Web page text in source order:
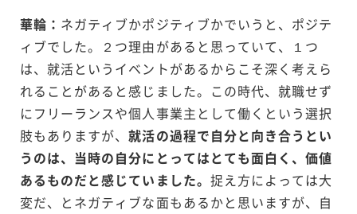
華輪： ネガティブかポジティブかでいうと、ポジテ
ィブでした。２つ理由があると思っていて、１つ
は、就活というイベントがあるからこそ深く考えら
れることがあると感じました。この時代、就職せず
にフリーランスや個人事業主として働くという選択
肢もありますが、就活の過程で自分と向き合うとい
うのは、当時の自分にとってはとても面白く、価値
あるものだと感じていました。 捉え方によっては大
変だ、とネガティブな面もあるかと思いますが、自